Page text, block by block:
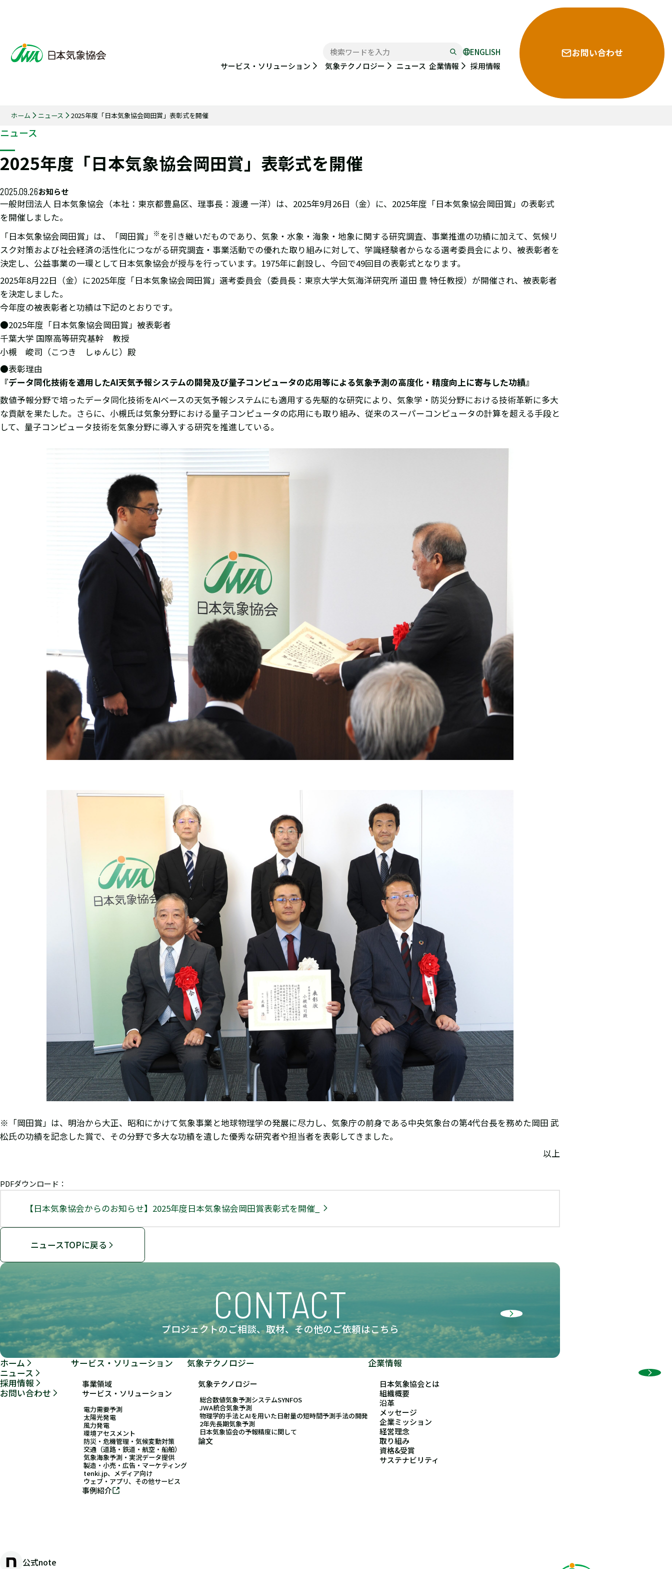
ENGLISH
サービス・ソリューション
気象テクノロジー ニュース 企業情報 採用情報
お問い合わせ
ホーム ニュース 2025年度「日本気象協会岡田賞」表彰式を開催
ニュース
2025年度「日本気象協会岡田賞」表彰式を開催
2025.09.26お知らせ
一般財団法人 日本気象協会（本社：東京都豊島区、理事長：渡邊 一洋）は、2025年9月26日（金）に、2025年度「日本気象協会岡田賞」の表彰式
を開催しました。
「日本気象協会岡田賞」は、「岡田賞」
※を引き継いだものであり、気象・水象・海象・地象に関する研究調査、事業推進の功績に加えて、気候リ
スク対策および社会経済の活性化につながる研究調査・事業活動での優れた取り組みに対して、学識経験者からなる選考委員会により、被表彰者を
決定し、公益事業の一環として日本気象協会が授与を行っています。1975年に創設し、今回で49回目の表彰式となります。
2025年8月22日（金）に2025年度「日本気象協会岡田賞」選考委員会（委員長：東京大学大気海洋研究所 道田 豊 特任教授）が開催され、被表彰者
を決定しました。
今年度の被表彰者と功績は下記のとおりです。
●2025年度「日本気象協会岡田賞」被表彰者
千葉大学 国際高等研究基幹 教授
小槻 峻司（こつき しゅんじ）殿
●表彰理由
『データ同化技術を適用したAI天気予報システムの開発及び量子コンピュータの応用等による気象予測の高度化・精度向上に寄与した功績』
数値予報分野で培ったデータ同化技術をAIベースの天気予報システムにも適用する先駆的な研究により、気象学・防災分野における技術革新に多大
な貢献を果たした。さらに、小槻氏は気象分野における量子コンピュータの応用にも取り組み、従来のスーパーコンピュータの計算を超える手段と
して、量子コンピュータ技術を気象分野に導入する研究を推進している。
※「岡田賞」は、明治から大正、昭和にかけて気象事業と地球物理学の発展に尽力し、気象庁の前身である中央気象台の第4代台長を務めた岡田 武
松氏の功績を記念した賞で、その分野で多大な功績を遺した優秀な研究者や担当者を表彰してきました。
以上
PDFダウンロード：
【日本気象協会からのお知らせ】2025年度日本気象協会岡田賞表彰式を開催_
ニュースTOPに戻る
CONTACT
プロジェクトのご相談、取材、その他のご依頼はこちら
ホーム
ニュース
採用情報
お問い合わせ
サービス・ソリューション
事業領域
サービス・ソリューション
電力需要予測
太陽光発電
風力発電
環境アセスメント
防災・危機管理・気候変動対策
交通（道路・鉄道・航空・船舶）
気象海象予測・実況データ提供
製造・小売・広告・マーケティング
tenki.jp、メディア向け
ウェブ・アプリ、その他サービス
事例紹介
気象テクノロジー
気象テクノロジー
総合数値気象予測システムSYNFOS
JWA統合気象予測
物理学的手法とAIを用いた日射量の短時間予測手法の開発
2年先長期気象予測
日本気象協会の予報精度に関して
論文
企業情報
日本気象協会とは
組織概要
沿革
メッセージ
企業ミッション
経営理念
取り組み
資格&受賞
サステナビリティ
公式note